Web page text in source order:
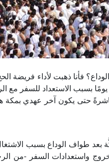
فأنا ذهبت لأداء
بسبب الاستعداد للسفر مع
حتى يكون آخر عهدي
بعد طواف الوداع بسبب
واستعدادات السفر -من